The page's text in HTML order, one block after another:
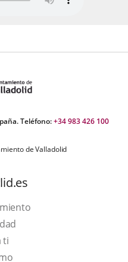
Teléfono:+34 983 426 100
de Valladolid
ti
Este